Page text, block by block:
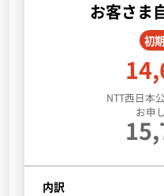
お客さま
初
NTT西日本
お申
内訳